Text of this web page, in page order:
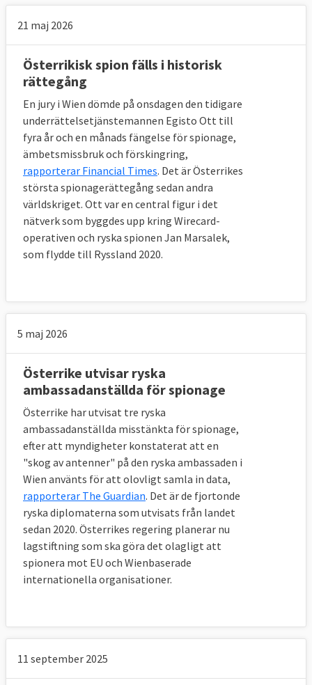
21 maj 2026
Österrikisk spion fälls i historisk
rättegång
En jury i Wien dömde på onsdagen den tidigare
underrättelsetjänstemannen Egisto Ott till
fyra år och en månads fängelse för spionage,
ämbetsmissbruk och förskingring,
rapporterar Financial Times. Det är Österrikes
största spionagerättegång sedan andra
världskriget. Ott var en central figur i det
nätverk som byggdes upp kring Wirecard-
operativen och ryska spionen Jan Marsalek,
som flydde till Ryssland 2020.
5 maj 2026
Österrike utvisar ryska
ambassadanställda för spionage
Österrike har utvisat tre ryska
ambassadanställda misstänkta för spionage,
efter att myndigheter konstaterat att en
"skog av antenner" på den ryska ambassaden i
Wien använts för att olovligt samla in data,
rapporterar The Guardian. Det är de fjortonde
ryska diplomaterna som utvisats från landet
sedan 2020. Österrikes regering planerar nu
lagstiftning som ska göra det olagligt att
spionera mot EU och Wienbaserade
internationella organisationer.
11 september 2025